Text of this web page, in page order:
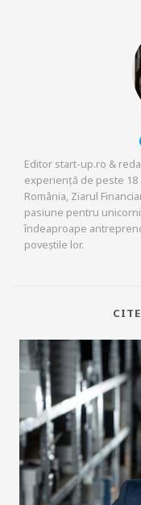
Editor start-up.ro &
experiență de peste
România, Ziarul
pasiune pentru
îndeaproape
poveștile lor.